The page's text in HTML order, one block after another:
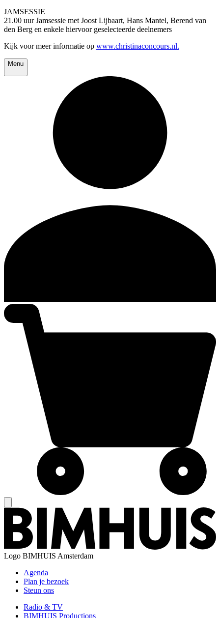
JAMSESSIE
21.00 uur Jamsessie met Joost Lijbaart, Hans Mantel, Berend van
den Berg en enkele hiervoor geselecteerde deelnemers
Kijk voor meer informatie op www.christinaconcours.nl.
Menu
Logo BIMHUIS Amsterdam
Agenda
Plan je bezoek
Steun ons
Radio & TV
BIMHUIS Productions